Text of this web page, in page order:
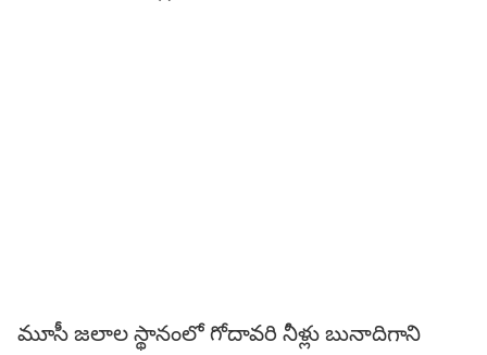
మూసీ జలాల స్థానంలో గోదావరి నీళ్లు బునాదిగాని